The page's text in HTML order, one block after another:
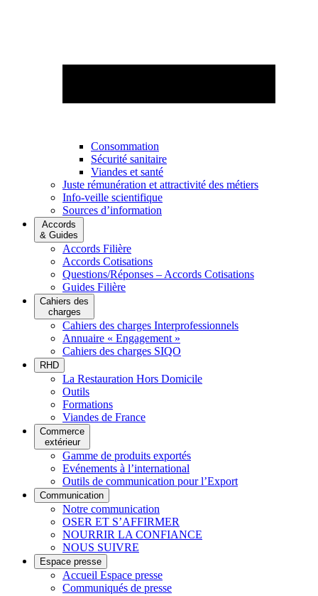
Consommation
Sécurité sanitaire
Viandes et santé
Juste rémunération et attractivité des métiers
Info-veille scientifique
Sources d’information
Accords
& Guides
Accords Filière
Accords Cotisations
Questions/Réponses – Accords Cotisations
Guides Filière
Cahiers des
charges
Cahiers des charges Interprofessionnels
Annuaire « Engagement »
Cahiers des charges SIQO
RHD
La Restauration Hors Domicile
Outils
Formations
Viandes de France
Commerce
extérieur
Gamme de produits exportés
Evénements à l’international
Outils de communication pour l’Export
Communication
Notre communication
OSER ET S’AFFIRMER
NOURRIR LA CONFIANCE
NOUS SUIVRE
Espace presse
Accueil Espace presse
Communiqués de presse